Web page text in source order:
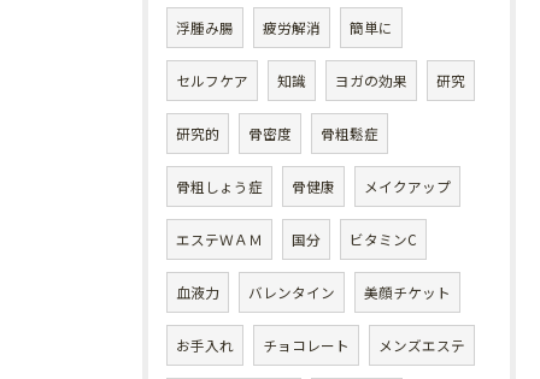
浮腫み腸 疲労解消 簡単に
セルフケア 知識 ヨガの効果 研究
研究的 骨密度 骨粗鬆症
骨粗しょう症 骨健康 メイクアップ
エステＷＡＭ 国分 ビタミンC
血液力 バレンタイン 美顔チケット
お手入れ チョコレート メンズエステ